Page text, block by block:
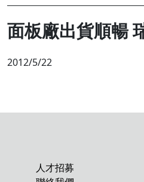
面板廠出貨順暢
2012/5/22
人才招募